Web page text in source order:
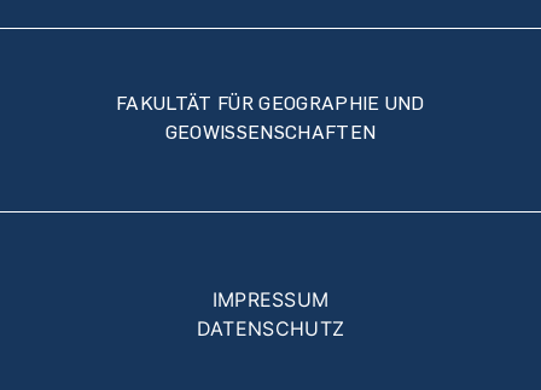
FAKULTÄT FÜR GEOGRAPHIE UND
GEOWISSENSCHAFTEN
IMPRESSUM
DATENSCHUTZ